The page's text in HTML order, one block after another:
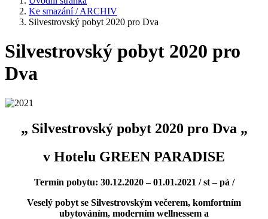
Ke smazání / ARCHIV
Silvestrovský pobyt 2020 pro Dva
Silvestrovský pobyt 2020 pro
Dva
„ Silvestrovský pobyt 2020 pro Dva „
v Hotelu GREEN PARADISE
Termín pobytu: 30.12.2020 – 01.01.2021 / st – pá /
Veselý pobyt se Silvestrovským večerem, komfortním
ubytováním, moderním wellnessem a